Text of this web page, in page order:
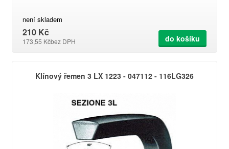
není skladem
210 Kč
173,55 Kčbez DPH do košíku
Klínový řemen 3 LX 1223 - 047112 - 116LG326